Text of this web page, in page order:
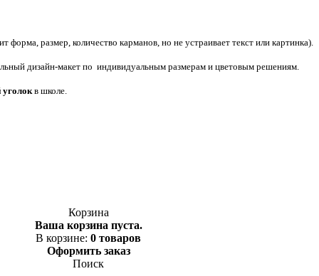
форма, размер, количество карманов, но не устраивает текст или картинка).
дизайн-макет по индивидуальным размерам и цветовым решениям.
уголокв школе.
Корзина
Ваша корзина пуста.
В корзине: 0 товаров
Оформить заказ
Поиск